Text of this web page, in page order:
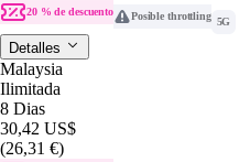
20 % de descuento Posible throttling 5G
Detalles
Malaysia
Ilimitada
8 Dias
30,42 US$
(26,31 €)